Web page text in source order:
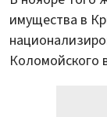
имущества в
Коломойского